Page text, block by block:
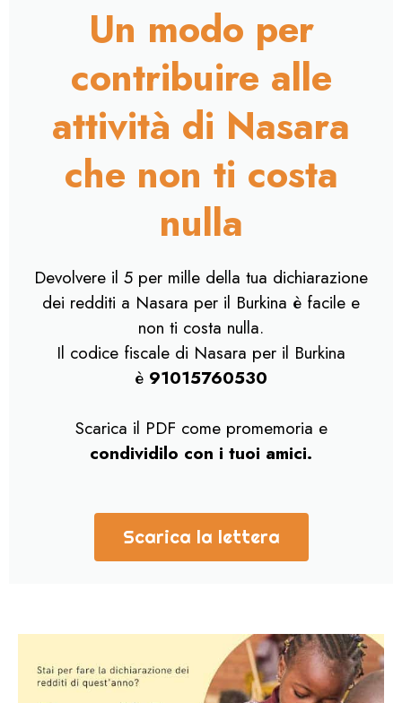
Un modo per
contribuire alle
attività di Nasara
che non ti costa
nulla
Devolvere il 5 per mille della tua dichiarazione
dei redditi a Nasara per il Burkina è facile e
non ti costa nulla.
Il codice fiscale di Nasara per il Burkina
è 91015760530
Scarica il PDF come promemoria e
condividilo con i tuoi amici.
Scarica la lettera